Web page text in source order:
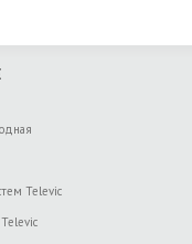
Televic